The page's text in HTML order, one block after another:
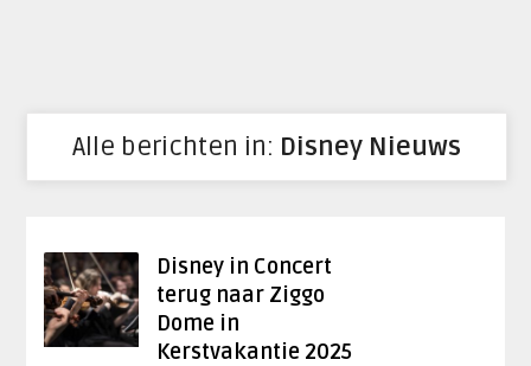
Alle berichten in: Disney Nieuws
Disney in Concert
terug naar Ziggo
Dome in
Kerstvakantie 2025